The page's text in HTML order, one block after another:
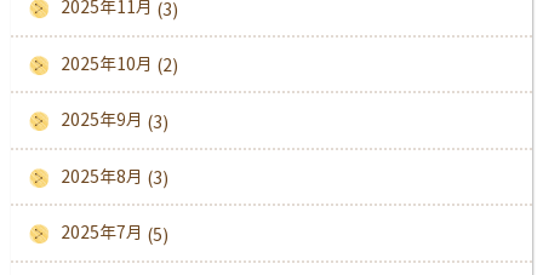
2025年11月 (3)
2025年10月 (2)
2025年9月 (3)
2025年8月 (3)
2025年7月 (5)